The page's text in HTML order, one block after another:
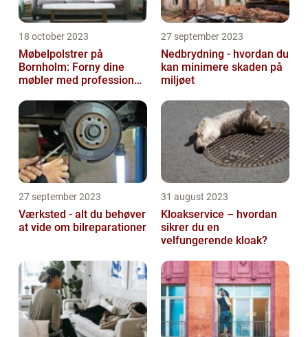
18 october 2023
Møbelpolstrer på
Bornholm: Forny dine
møbler med professionel
27 september 2023
Nedbrydning - hvordan du
kan minimere skaden på
miljøet
27 september 2023
Værksted - alt du behøver
at vide om bilreparationer
31 august 2023
Kloakservice – hvordan
sikrer du en
velfungerende kloak?